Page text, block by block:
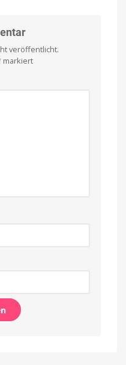
veröffentlicht.
markiert